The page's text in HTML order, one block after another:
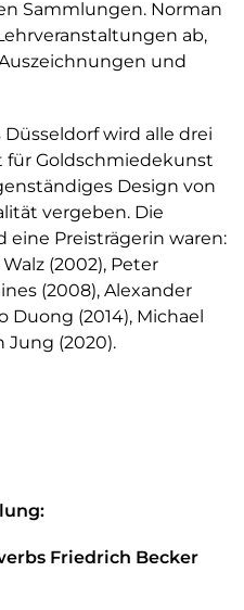
Sammlungen. Norman
ab,
und
wird alle drei
für Goldschmiedekunst
Design von
vergeben. Die
eine Preisträgerin waren:
(2002), Peter
(2008), Alexander
Duong (2014), Michael
Jung (2020).
Friedrich Becker